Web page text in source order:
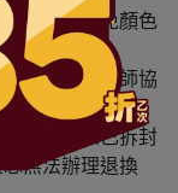
購買，避免顏色
尋求專業醫師協
產品，如已拆封
無法辦理退換